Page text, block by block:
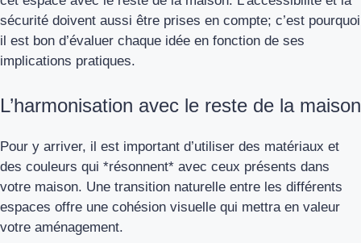
sécurité doivent aussi être prises en compte; c’est pourquoi
il est bon d’évaluer chaque idée en fonction de ses
implications pratiques.
L’harmonisation avec le reste de la maison
Pour y arriver, il est important d’utiliser des matériaux et
des couleurs qui *résonnent* avec ceux présents dans
votre maison. Une transition naturelle entre les différents
espaces offre une cohésion visuelle qui mettra en valeur
votre aménagement.